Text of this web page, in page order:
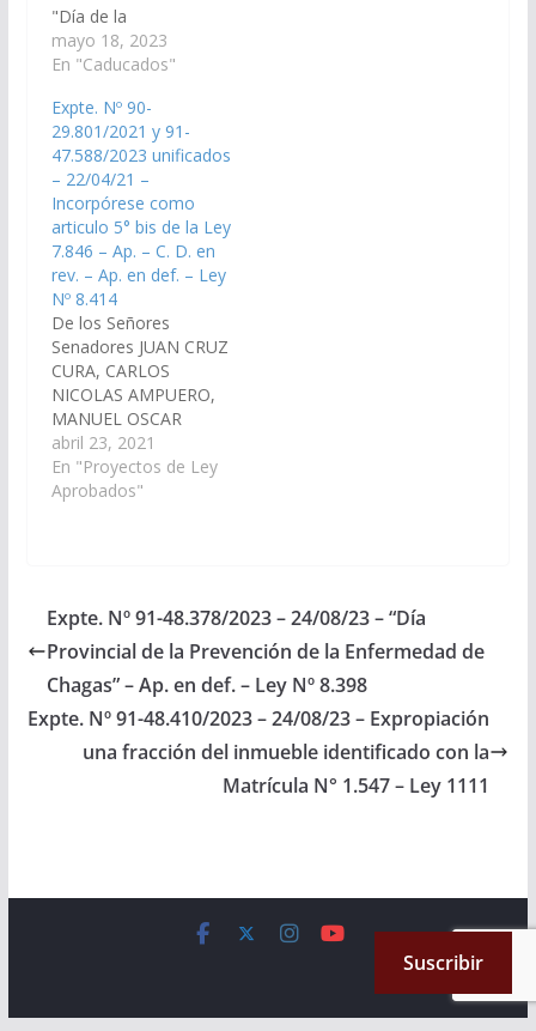
"Día de la
Confraternidad
Antártica", el 21 de
(Expte. Nº 90-
31.880/2023,a la
Comisión de
Educación, Cultura,
Ciencia y Tecnología).
En Sesión del
15/06/2023, vuelve a la
Comisión de
Educación, Cultura,
Ciencia y Tecnología.…
mayo 18, 2023
En "Caducados"
Expte. Nº 90-
29.801/2021 y 91-
47.588/2023 unificados
– 22/04/21 –
Incorpórese como
articulo 5° bis de la Ley
7.846 – Ap. – C. D. en
rev. – Ap. en def. – Ley
Nº 8.414
De los Señores
Senadores JUAN CRUZ
CURA, CARLOS
NICOLAS AMPUERO,
MANUEL OSCAR
PAILLER, HECTOR
DANIEL D´AURIA,
JAVIER ALBERTO
CORNEJO, ALFREDO
FRANCISCO
SANGUINO, HECTOR
PABLO NOLASCO,
CARLOS ALBERTO
ROSSO, JORGE PABLO
SOTO, ESTEBAN D
articulo…
abril 23, 2021
En "Proyectos de Ley
Aprobados"
Expte. Nº 91-48.378/2023 – 24/08/23 – “Día
Provincial de la Prevención de la Enfermedad de
Chagas” – Ap. en def. – Ley Nº 8.398
Expte. Nº 91-48.410/2023 – 24/08/23 – Expropiación
una fracción del inmueble identificado con la
Matrícula N° 1.547 – Ley 1111
. All rights reserved.
by ThemeGrill. Powered byWordPress.
Suscribir